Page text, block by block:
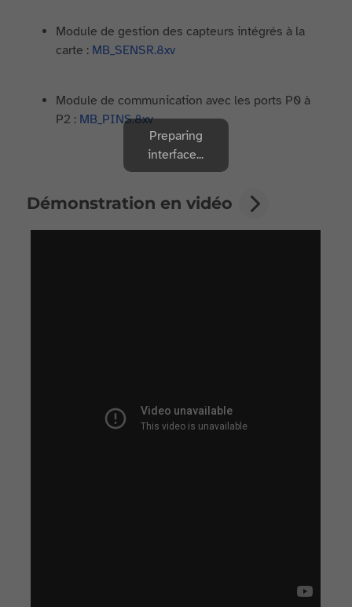
Module de gestion des capteurs intégrés à la
carte : MB_SENSR.8xv
Module de communication avec les ports P0 à
P2 : MB_PINS.8xv
Démonstration en vidéo
Preparing
interface...